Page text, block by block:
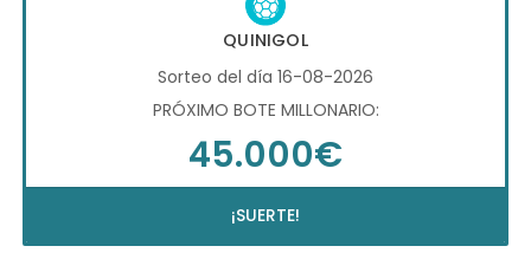
QUINIGOL
Sorteo del día 16-08-2026
PRÓXIMO BOTE MILLONARIO:
45.000€
¡SUERTE!